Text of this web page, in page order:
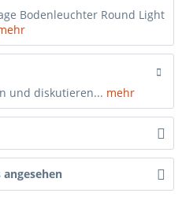
Bodenleuchter Round Light
und diskutieren... mehr